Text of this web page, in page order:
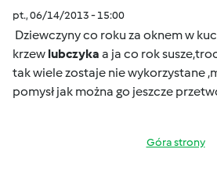
pt., 06/14/2013 - 15:00
Dziewczyny co roku za oknem w
krzew lubczyka a ja co rok
tak wiele zostaje nie wykorzystane
pomysł jak można go jeszcze
Góra strony